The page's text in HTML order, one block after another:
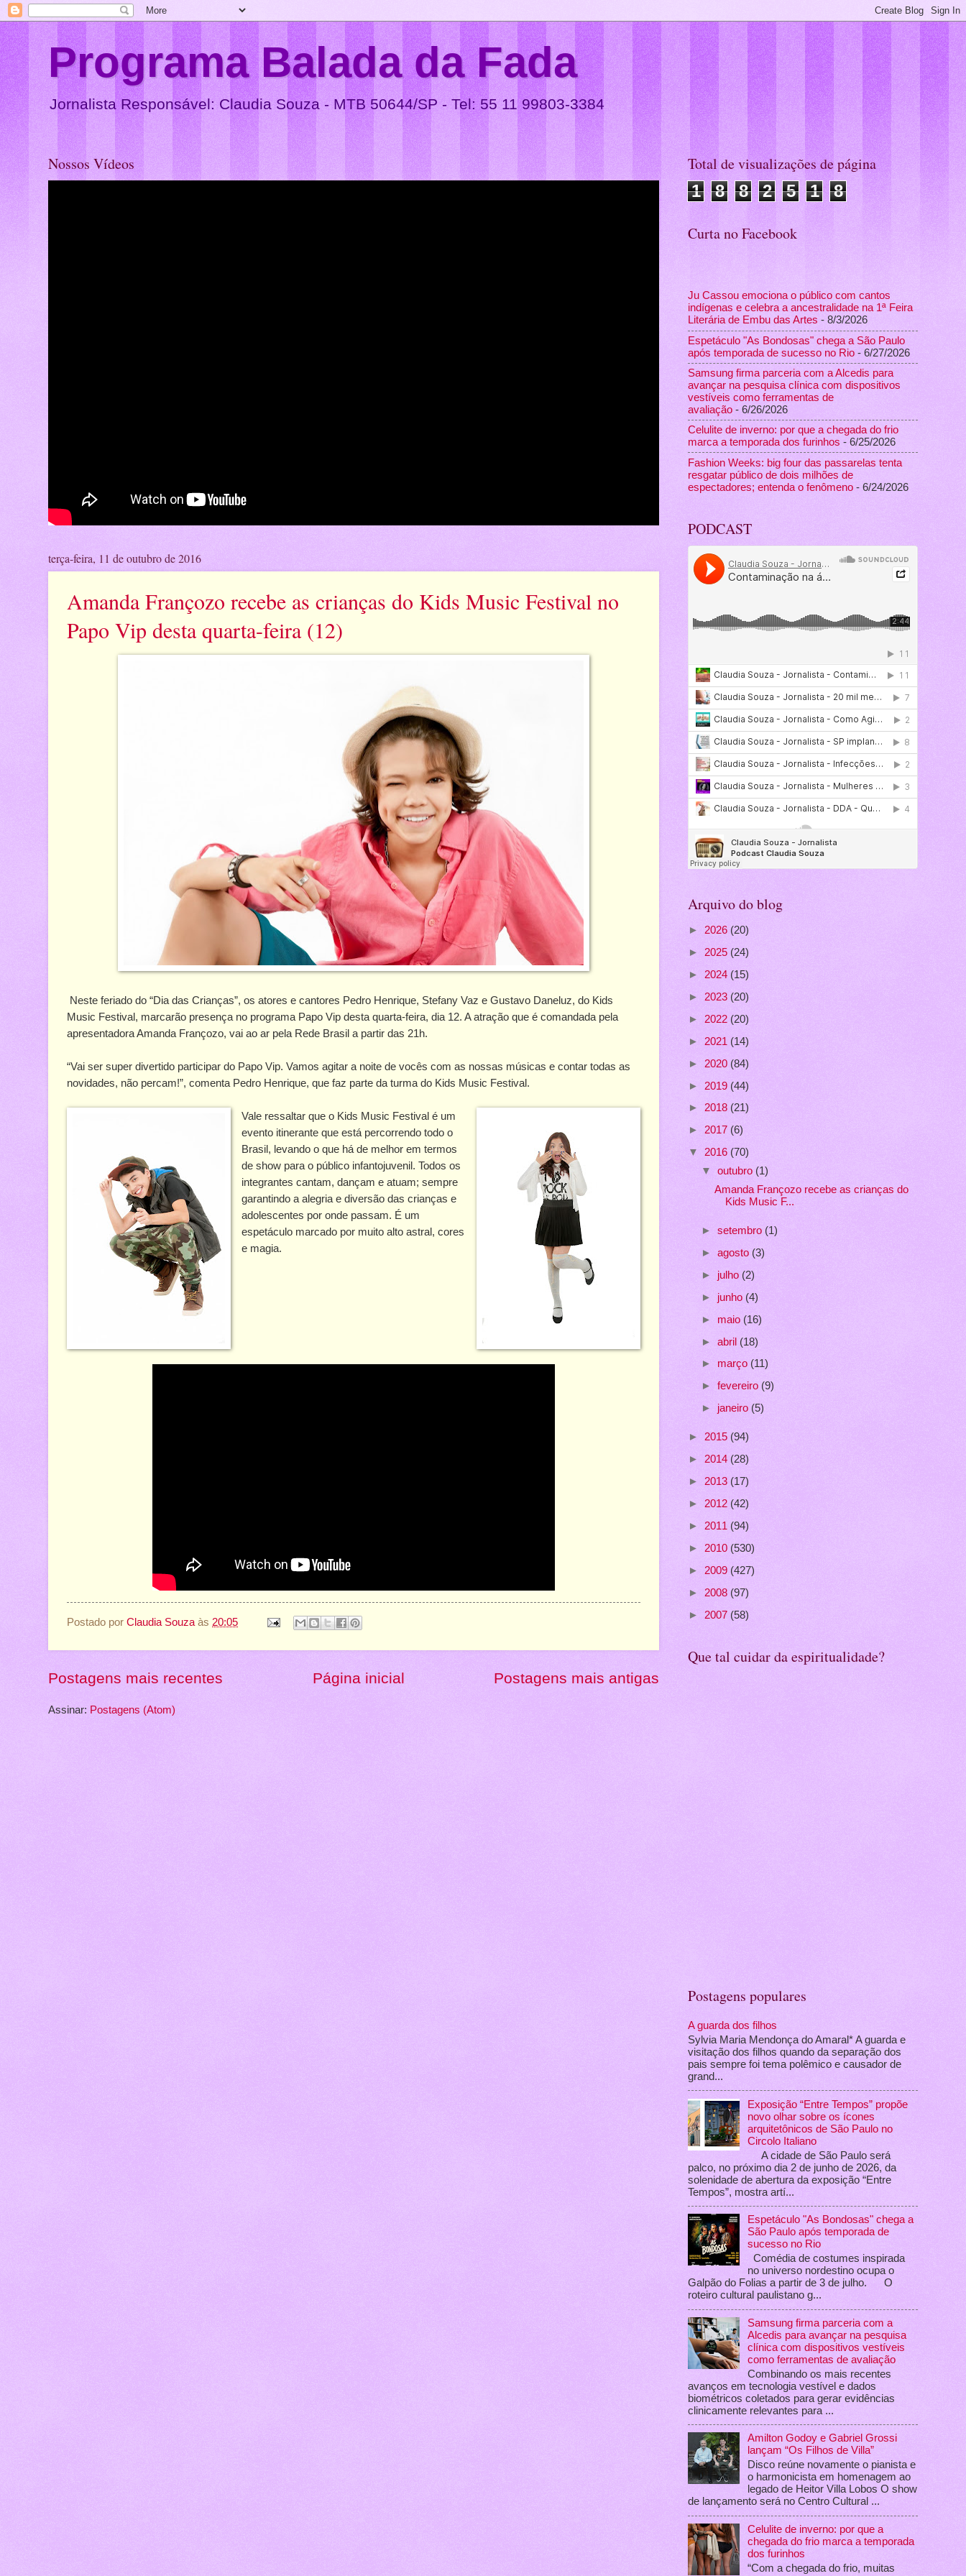
Programa Balada da Fada
Jornalista Responsável: Claudia Souza - MTB 50644/SP - Tel: 55 11 99803-3384
Nossos Vídeos
terça-feira, 11 de outubro de 2016
Amanda Françozo recebe as crianças do Kids Music Festival no
Papo Vip desta quarta-feira (12)
Neste feriado do “Dia das Crianças”, os atores e cantores Pedro Henrique, Stefany Vaz e Gustavo Daneluz, do Kids
Music Festival, marcarão presença no programa Papo Vip desta quarta-feira, dia 12. A atração que é comandada pela
apresentadora Amanda Françozo, vai ao ar pela Rede Brasil a partir das 21h.
“Vai ser super divertido participar do Papo Vip. Vamos agitar a noite de vocês com as nossas músicas e contar todas as
novidades, não percam!”, comenta Pedro Henrique, que faz parte da turma do Kids Music Festival.
Vale ressaltar que o Kids Music Festival é um
evento itinerante que está percorrendo todo o
Brasil, levando o que há de melhor em termos
de show para o público infantojuvenil. Todos os
integrantes cantam, dançam e atuam; sempre
garantindo a alegria e diversão das crianças e
adolescentes por onde passam. É um
espetáculo marcado por muito alto astral, cores
e magia.
Postado por Claudia Souza às 20:05
Postagens mais recentes Postagens mais antigas
Página inicial
Assinar: Postagens (Atom)
Total de visualizações de página
1
8 8 2 5 1 8
Curta no Facebook
Ju Cassou emociona o público com cantos
indígenas e celebra a ancestralidade na 1ª Feira
Literária de Embu das Artes - 8/3/2026
Espetáculo "As Bondosas" chega a São Paulo
após temporada de sucesso no Rio - 6/27/2026
Samsung firma parceria com a Alcedis para
avançar na pesquisa clínica com dispositivos
vestíveis como ferramentas de
avaliação - 6/26/2026
Celulite de inverno: por que a chegada do frio
marca a temporada dos furinhos - 6/25/2026
Fashion Weeks: big four das passarelas tenta
resgatar público de dois milhões de
espectadores; entenda o fenômeno - 6/24/2026
PODCAST
Arquivo do blog
► 2026 (20)
► 2025 (24)
► 2024 (15)
► 2023 (20)
► 2022 (20)
► 2021 (14)
► 2020 (84)
► 2019 (44)
► 2018 (21)
► 2017 (6)
▼ 2016 (70)
▼ outubro (1)
Amanda Françozo recebe as crianças do
Kids Music F...
► setembro (1)
► agosto (3)
► julho (2)
► junho (4)
► maio (16)
► abril (18)
► março (11)
► fevereiro (9)
► janeiro (5)
► 2015 (94)
► 2014 (28)
► 2013 (17)
► 2012 (42)
► 2011 (94)
► 2010 (530)
► 2009 (427)
► 2008 (97)
► 2007 (58)
Que tal cuidar da espiritualidade?
Postagens populares
A guarda dos filhos
Sylvia Maria Mendonça do Amaral* A guarda e
visitação dos filhos quando da separação dos
pais sempre foi tema polêmico e causador de
grand...
Exposição “Entre Tempos” propõe
novo olhar sobre os ícones
arquitetônicos de São Paulo no
Circolo Italiano
A cidade de São Paulo será
palco, no próximo dia 2 de junho de 2026, da
solenidade de abertura da exposição “Entre
Tempos”, mostra artí...
Espetáculo "As Bondosas" chega a
São Paulo após temporada de
sucesso no Rio
Comédia de costumes inspirada
no universo nordestino ocupa o
Galpão do Folias a partir de 3 de julho. O
roteiro cultural paulistano g...
Samsung firma parceria com a
Alcedis para avançar na pesquisa
clínica com dispositivos vestíveis
como ferramentas de avaliação
Combinando os mais recentes
avanços em tecnologia vestível e dados
biométricos coletados para gerar evidências
clinicamente relevantes para ...
Amilton Godoy e Gabriel Grossi
lançam “Os Filhos de Villa”
Disco reúne novamente o pianista e
o harmonicista em homenagem ao
legado de Heitor Villa Lobos O show
de lançamento será no Centro Cultural ...
Celulite de inverno: por que a
chegada do frio marca a temporada
dos furinhos
“Com a chegada do frio, muitas